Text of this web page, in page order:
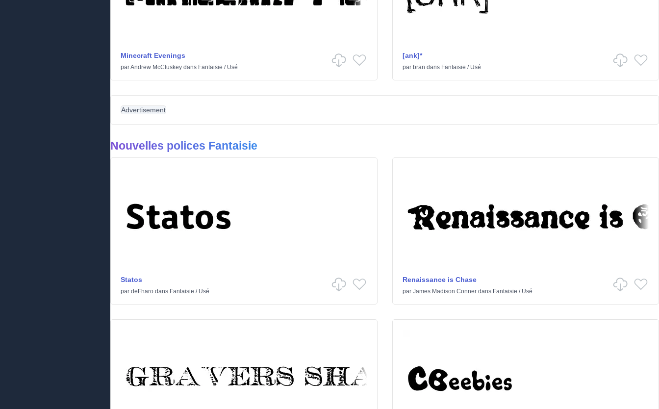
Minecraft Evenings
parAndrew McCluskey dans Fantaisie / Usé
[ank]*
par bran dans Fantaisie / Usé
Advertisement
Nouvelles polices Fantaisie
Statos
par deFharo dans Fantaisie / Usé
Renaissance is Chase
par James Madison Connerdans Fantaisie / Usé